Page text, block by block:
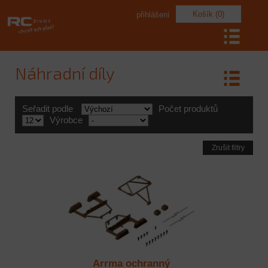
Košík (0)
přihlášení
Náhradní díly
Seřadit podle
Počet produktů
Výrobce
Zrušit filtry
Arrma ochranný